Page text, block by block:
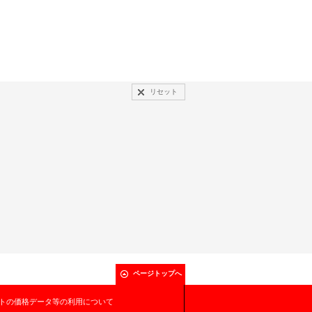
リセット
ページトップへ
の価格データ等の利用について